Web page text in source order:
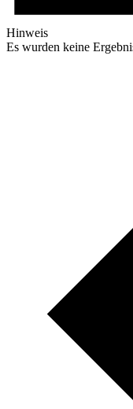
Hinweis
Es wurden keine